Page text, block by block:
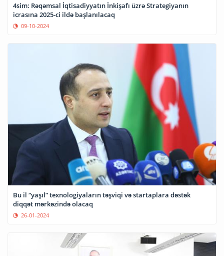
4sim: Rəqəmsal İqtisadiyyatın İnkişafı üzrə Strategiyanın
icrasına 2025-ci ildə başlanılacaq
09-10-2024
Bu il “yaşıl” texnologiyaların təşviqi və startaplara dəstək
diqqət mərkəzində olacaq
26-01-2024